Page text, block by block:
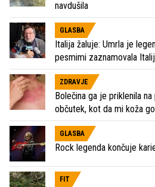
navdušila
GLASBA
Italija žaluje: Umrla je
pesmimi zaznamovala
ZDRAVJE
Bolečina ga je priklenila
občutek, kot da mi koža
GLASBA
Rock legenda končuje
FIT